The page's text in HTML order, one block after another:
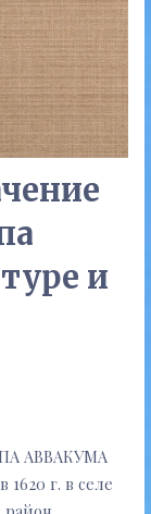
и
АВВАКУМА
г. в селе